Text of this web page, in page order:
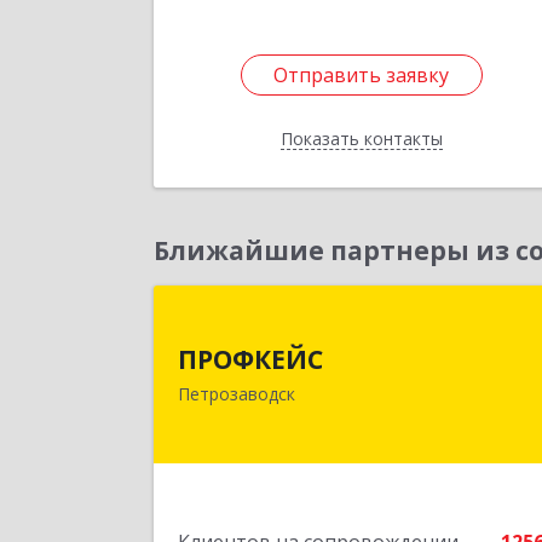
Отправить заявку
Показать контакты
Отправить заявку
Назад
Ближайшие партнеры из
ПРОФКЕЙС
Петрозаводск